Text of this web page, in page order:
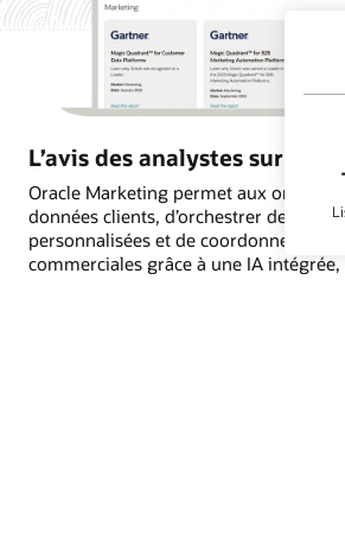
L’avis des analystes sur
Oracle Marketing permet aux
données clients, d’orchestrer des
personnalisées et de coordonner les
commerciales grâce à une IA